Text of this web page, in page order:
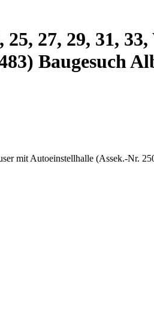
25, 27, 29, 31,
Baugesuch
mit Autoeinstellhalle (Assek.-Nr.